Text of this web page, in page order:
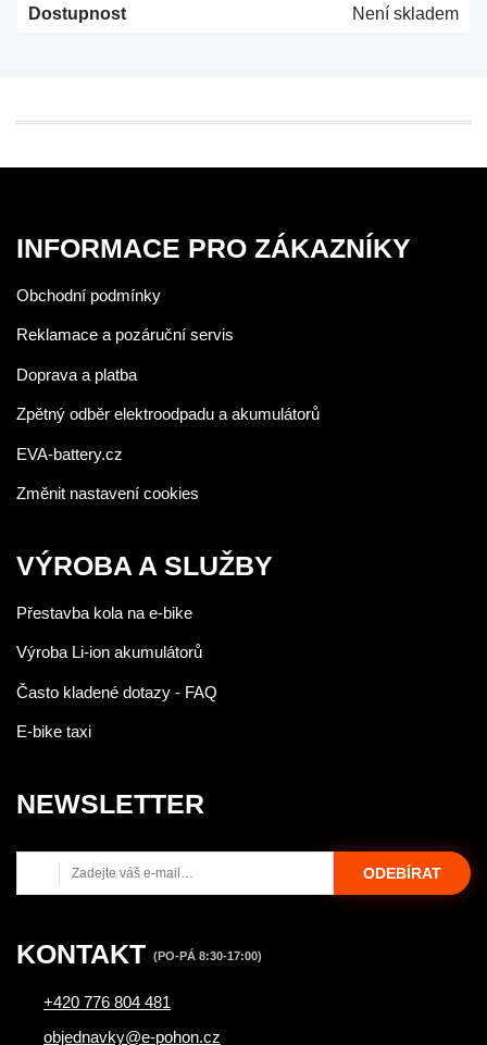
Dostupnost Není skladem
INFORMACE PRO ZÁKAZNÍKY
Obchodní podmínky
Reklamace a pozáruční servis
Doprava a platba
Zpětný odběr elektroodpadu a akumulátorů
EVA-battery.cz
Změnit nastavení cookies
VÝROBA A SLUŽBY
Přestavba kola na e-bike
Výroba Li-ion akumulátorů
Často kladené dotazy - FAQ
E-bike taxi
NEWSLETTER
ODEBÍRAT
KONTAKT (PO-PÁ 8:30-17:00)
+420 776 804 481
objednavky@e-pohon.cz